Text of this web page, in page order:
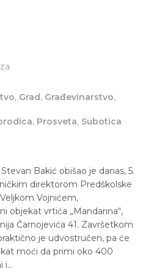
, Grad, Građevinarstvo,
, Prosveta, Subotica
Bakić obišao je danas, 5.
direktorom Predškolske
Vojnićem,
objekat vrtića „Mandarina“,
Čarnojevića 41. Završetkom
je udvostručen, pa će
moći da primi oko 400
i…